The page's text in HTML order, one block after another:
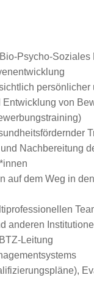
Psycho-Soziales
von
Nachbereitung
auf dem Weg in
anderen
Leitung